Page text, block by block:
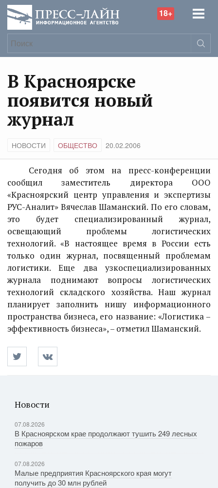
18+
В Красноярске
появится новый
журнал
НОВОСТИ ОБЩЕСТВО 20.02.2006
Сегодня об этом на пресс-конференции
сообщил заместитель директора ООО
«Красноярский центр управления и экспертизы
РУС-Аналит» Вячеслав Шаманский. По его словам,
это будет специализированный журнал,
освещающий проблемы логистических
технологий. «В настоящее время в России есть
только один журнал, посвященный проблемам
логистики. Еще два узкоспециализированных
журнала поднимают вопросы логистических
технологий складского хозяйства. Наш журнал
планирует заполнить нишу информационного
пространства бизнеса, его название: «Логистика –
эффективность бизнеса», – отметил Шаманский.
Новости
07.08.2026
В Красноярском крае продолжают тушить 249 лесных
пожаров
07.08.2026
Малые предприятия Красноярского края могут
получить до 30 млн рублей